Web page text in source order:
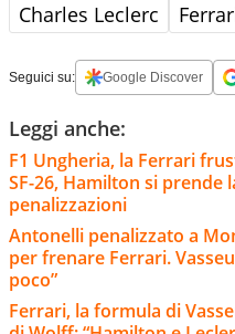
Charles Leclerc
Seguici su: Google Discover
Leggi anche:
F1 Ungheria, la Ferrari
SF-26, Hamilton si prende
penalizzazioni
Antonelli penalizzato a
per frenare Ferrari.
poco”
Ferrari, la formula di